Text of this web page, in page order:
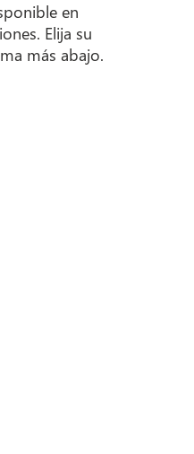
en
Elija su
más abajo.